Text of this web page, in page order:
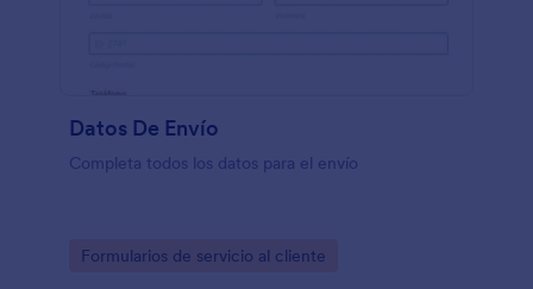
Datos De Envío
Completa todos los datos para el envío
Go to Category:
Formularios de servicio al cliente